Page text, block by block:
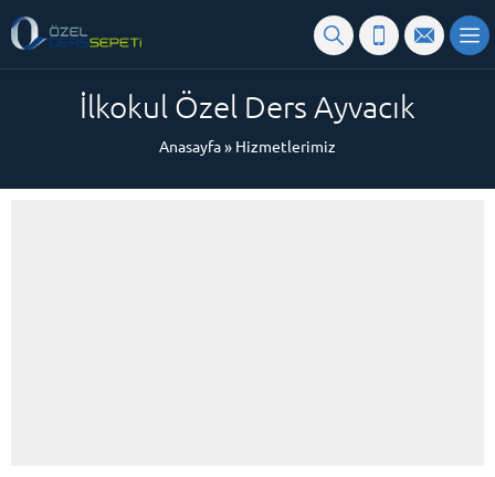
İlkokul Özel Ders Ayvacık
Anasayfa» Hizmetlerimiz